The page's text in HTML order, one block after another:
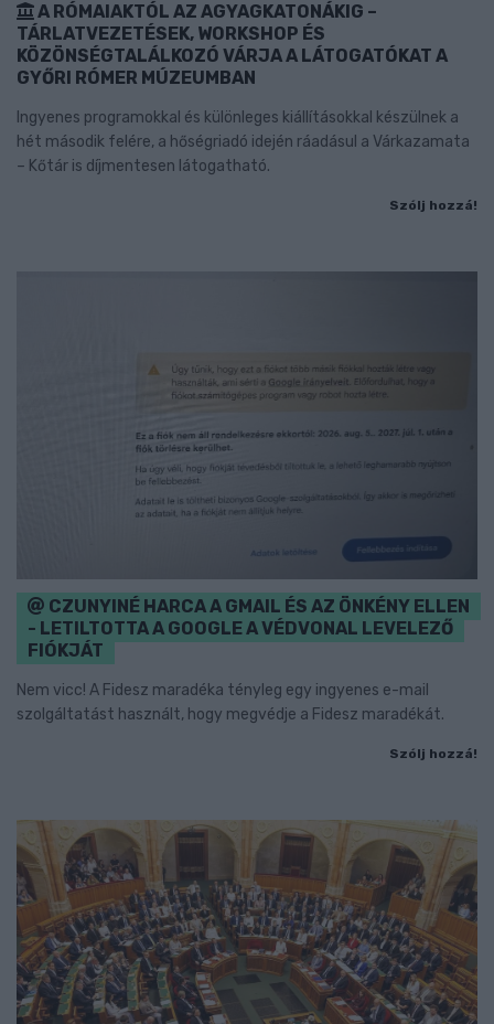
A RÓMAIAKTÓL AZ AGYAGKATONÁKIG –
TÁRLATVEZETÉSEK, WORKSHOP ÉS
KÖZÖNSÉGTALÁLKOZÓ VÁRJA A LÁTOGATÓKAT A
GYŐRI RÓMER MÚZEUMBAN
Ingyenes programokkal és különleges kiállításokkal készülnek a
hét második felére, a hőségriadó idején ráadásul a Várkazamata
– Kőtár is díjmentesen látogatható.
Szólj hozzá!
CZUNYINÉ HARCA A GMAIL ÉS AZ ÖNKÉNY ELLEN
- LETILTOTTA A GOOGLE A VÉDVONAL LEVELEZŐ
FIÓKJÁT
Nem vicc! A Fidesz maradéka tényleg egy ingyenes e-mail
szolgáltatást használt, hogy megvédje a Fidesz maradékát.
Szólj hozzá!